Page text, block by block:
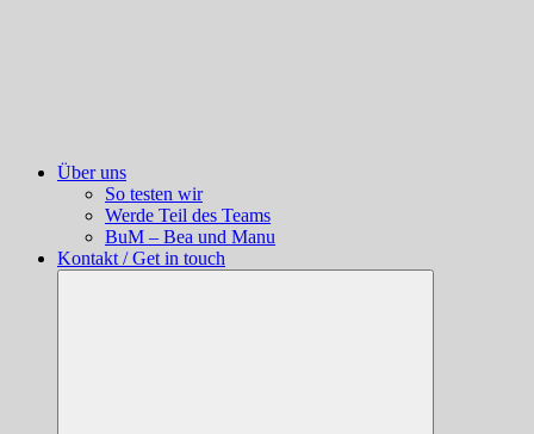
Über uns
So testen wir
Werde Teil des Teams
BuM – Bea und Manu
Kontakt / Get in touch